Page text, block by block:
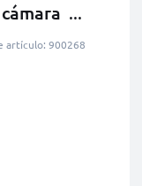
...
artículo: 900268